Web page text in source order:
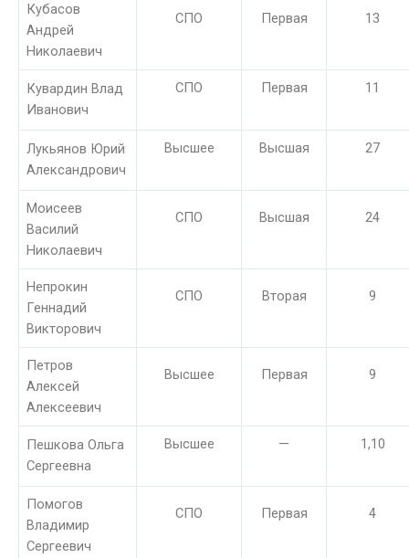
Кубасов
Андрей
Николаевич
СПО Первая 13
Кувардин Влад
Иванович
СПО Первая 11
Лукьянов Юрий
Александрович
Высшее Высшая 27
Моисеев
Василий
Николаевич
СПО Высшая 24
Непрокин
Геннадий
Викторович
СПО Вторая 9
Петров
Алексей
Алексеевич
Высшее Первая 9
Пешкова Ольга
Сергеевна
Высшее — 1,10
Помогов
Владимир
Сергеевич
СПО Первая 4